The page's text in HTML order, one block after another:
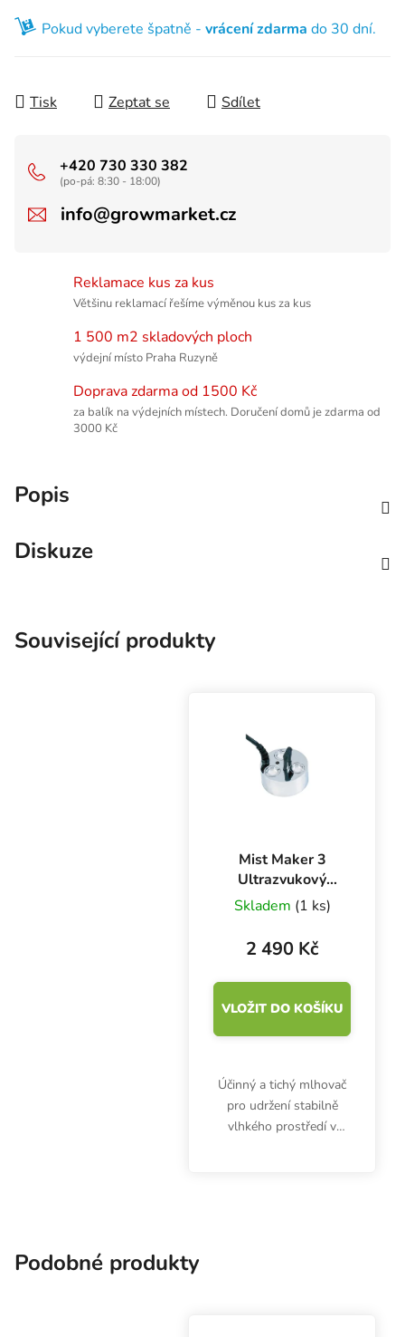
Pokud vyberete špatně - vrácení zdarma do 30 dní.
Tisk Zeptat se Sdílet
+420 730 330 382
(po-pá: 8:30 - 18:00)
info@growmarket.cz
Reklamace kus za kus
Většinu reklamací řešíme výměnou kus za kus
1 500 m2 skladových ploch
výdejní místo Praha Ruzyně
Doprava zdarma od 1500 Kč
za balík na výdejních místech. Doručení domů je zdarma od
3000 Kč
Popis
Diskuze
Související produkty
Mist Maker 3
Ultrazvukový
zvlhčovač DK3,
1200 ml/h - bez
plováku
Skladem (1 ks)
2 490 Kč
VLOŽIT DO KOŠÍKU
Účinný a tichý mlhovač
pro udržení stabilně
vlhkého prostředí v
Podobné produkty